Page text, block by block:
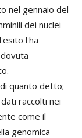
nel gennaio del
dei nuclei
l'ha
quanto detto;
raccolti nei
come il
genomica